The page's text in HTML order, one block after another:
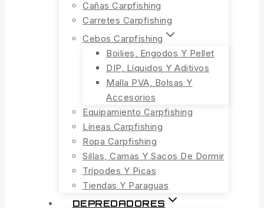
Cañas Carpfishing
Carretes Carpfishing
Cebos Carpfishing
Boilies, Engodos Y Pellet
DIP, Líquidos Y Aditivos
Malla PVA, Bolsas Y
Accesorios
Equipamiento Carpfishing
Líneas Carpfishing
Ropa Carpfishing
Sillas, Camas Y Sacos De Dormir
Trípodes Y Picas
Tiendas Y Paraguas
DEPREDADORES